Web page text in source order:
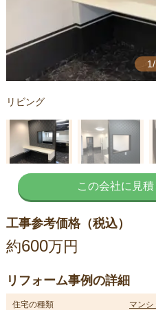
リビング
この会社に見
工事参考価格（税込）
約600万円
リフォーム事例の詳細
住宅の種類 マンシ